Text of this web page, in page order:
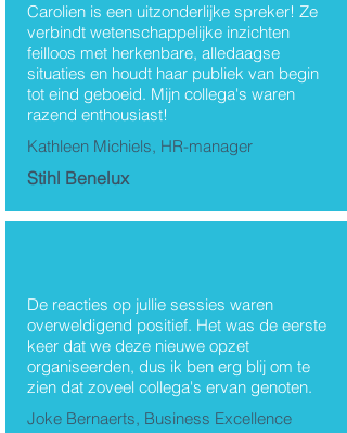
Carolien is een uitzonderlijke spreker! Ze
verbindt wetenschappelijke inzichten
feilloos met herkenbare, alledaagse
situaties en houdt haar publiek van begin
tot eind geboeid. Mijn collega's waren
razend enthousiast!
Kathleen Michiels, HR-manager
Stihl Benelux
De reacties op jullie sessies waren
overweldigend positief. Het was de eerste
keer dat we deze nieuwe opzet
organiseerden, dus ik ben erg blij om te
zien dat zoveel collega's ervan genoten.
Joke Bernaerts, Business Excellence